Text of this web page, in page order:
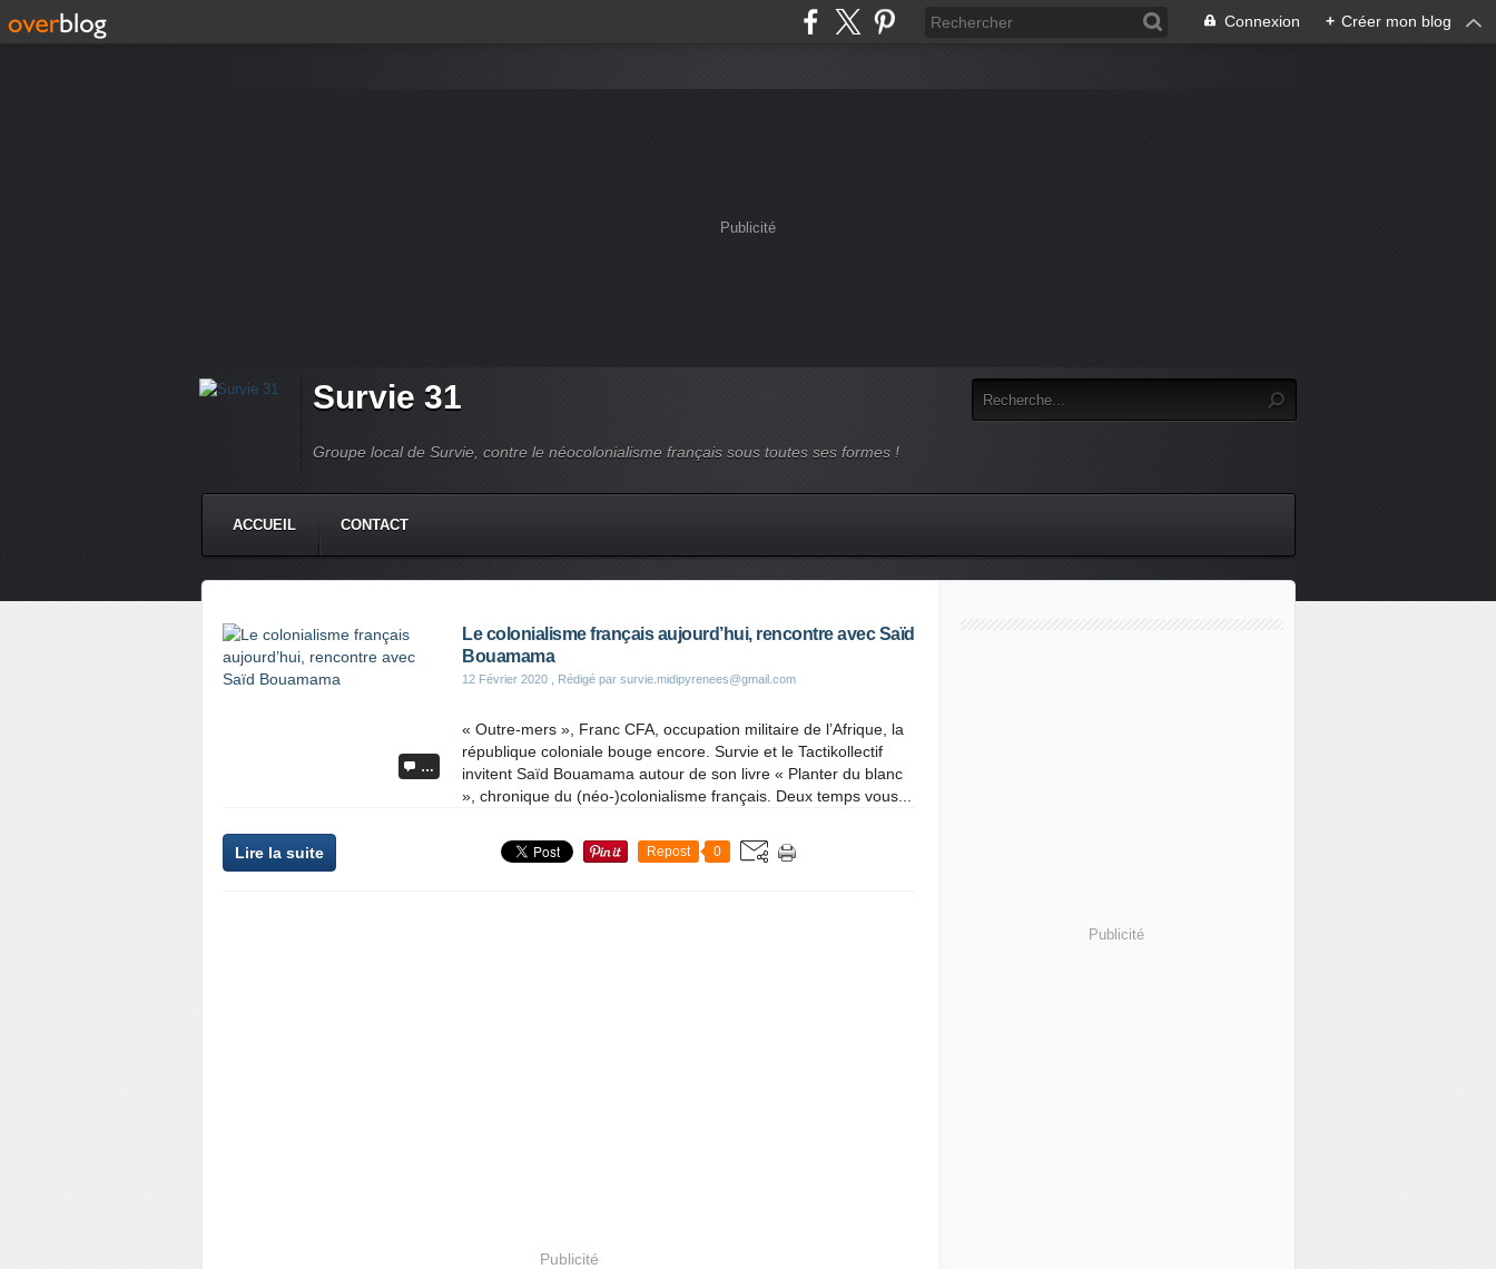
Connexion + Créer mon blog
Publicité
Survie 31
Groupe local de Survie, contre le néocolonialisme français sous toutes ses formes !
ACCUEIL CONTACT
…
Le colonialisme français aujourd’hui, rencontre avec Saïd
Bouamama
12 Février 2020 , Rédigé par survie.midipyrenees@gmail.com
« Outre-mers », Franc CFA, occupation militaire de l’Afrique, la
république coloniale bouge encore. Survie et le Tactikollectif
invitent Saïd Bouamama autour de son livre « Planter du blanc
», chronique du (néo-)colonialisme français. Deux temps vous...
Lire la suite Repost 0
Publicité
Publicité